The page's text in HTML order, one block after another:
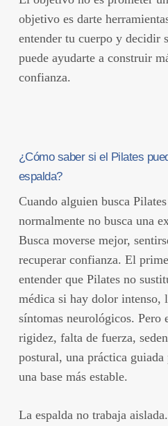
objetivo es darte
entender tu cuerpo y decidir
puede ayudarte a construir
confianza.
¿Cómo saber si el Pilates
espalda?
Cuando alguien busca
normalmente no busca una
Busca moverse mejor,
recuperar confianza. El
entender que Pilates no
médica si hay dolor intenso,
síntomas neurológicos. Pero
rigidez, falta de fuerza,
postural, una práctica
una base más estable.
La espalda no trabaja